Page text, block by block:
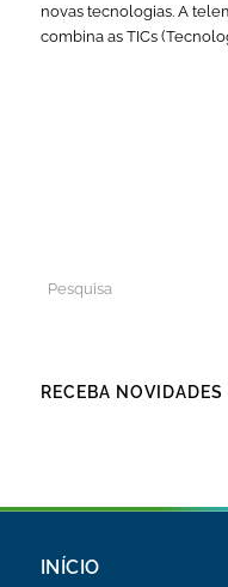
novas tecnologias. A
combina as TICs
RECEBA NOVIDADES
INÍCIO